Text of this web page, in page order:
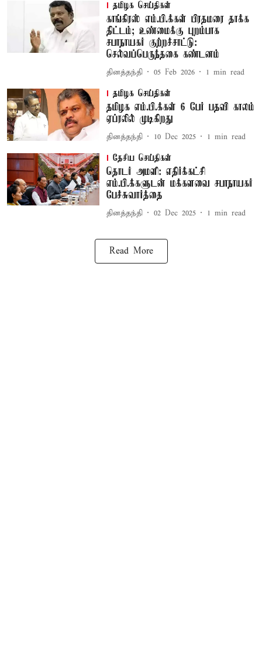
தமிழக செய்திகள்
காங்கிரஸ் எம்.பி.க்கள் பிரதமரை தாக்க
திட்டம்; உண்மைக்கு புறம்பாக
சபாநாயகர் குற்றச்சாட்டு:
செல்வப்பெருந்தகை கண்டனம்
தினத்தந்தி 05 Feb 2026 1 min read
தமிழக செய்திகள்
தமிழக எம்.பி.க்கள் 6 பேர் பதவி காலம்
ஏப்ரலில் முடிகிறது
தினத்தந்தி 10 Dec 2025 1 min read
தேசிய செய்திகள்
தொடர் அமளி: எதிர்க்கட்சி
எம்.பி.க்களுடன் மக்களவை சபாநாயகர்
பேச்சுவார்த்தை
தினத்தந்தி 02 Dec 2025 1 min read
Read More